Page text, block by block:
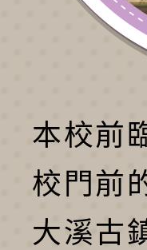
本校前
校門前
大溪古